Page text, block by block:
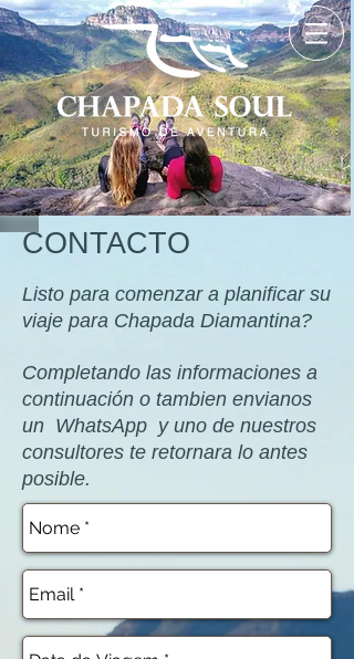
CONTACTO
Listo para comenzar a planificar su
viaje para Chapada Diamantina?
Completando las informaciones a
continuación o tambien envianos
un WhatsApp y uno de nuestros
consultores te retornara lo antes
posible.